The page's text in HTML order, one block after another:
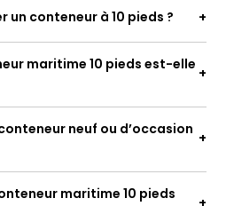
un conteneur à 10 pieds ?
maritime 10 pieds est-elle
neuf ou d’occasion
maritime 10 pieds